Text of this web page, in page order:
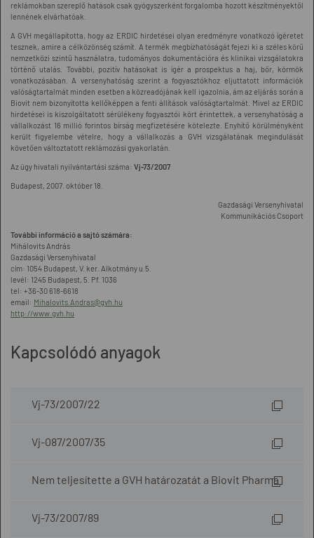
reklámokban szereplő hatások csak gyógyszerként forgalomba hozott készítményektől
lennének elvárhatóak.
A GVH megállapította, hogy az ERDIC hirdetései olyan eredményre vonatkozó ígéretet
tesznek, amire a célközönség számít. A termék megbízhatóságát fejezi ki a széles körű
nemzetközi szintű használatra, tudományos dokumentációra és klinikai vizsgálatokra
történő utalás. További, pozitív hatásokat is ígér a prospektus a haj, bőr, körmök
vonatkozásában. A versenyhatóság szerint a fogyasztókhoz eljuttatott információk
valóságtartalmát minden esetben a közreadójának kell igazolnia, ám az eljárás során a
Biovit nem bizonyította kellőképpen a fenti állítások valóságtartalmát. Mivel az ERDIC
hirdetései is kiszolgáltatott sérülékeny fogyasztói kört érintettek, a versenyhatóság a
vállalkozást 16 millió forintos bírság megfizetésére kötelezte. Enyhítő körülményként
került figyelembe vételre, hogy a vállalkozás a GVH vizsgálatának megindulását
követően változtatott reklámozási gyakorlatán.
Az ügy hivatali nyilvántartási száma: Vj-73/2007
Budapest, 2007. október 18.
Gazdasági Versenyhivatal
Kommunikációs Csoport
További információ a sajtó számára:
Mihálovits András
Gazdasági Versenyhivatal
cím: 1054 Budapest, V. ker. Alkotmány u.5.
levél: 1245 Budapest, 5. Pf. 1036
tel: +36-30 618-6618
email: Mihalovits.Andras@gvh.hu
http://www.gvh.hu
Kapcsolódó anyagok
Vj-73/2007/22
Vj-087/2007/35
Nem teljesítette a GVH határozatát a Biovit Pharma
Vj-73/2007/89